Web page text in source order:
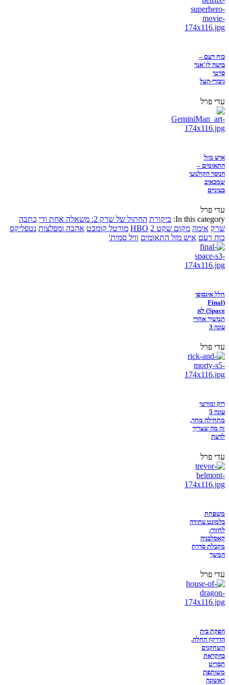
כוח רעם –
בושה לז'אנר
סרטי
גיבורי-העל
עדי פרל
איש מזל
התאומים –
הניסוי הקולנועי
שמכאיב
בעיניים
עדי פרל
In this category: ביקורת החתול של שרק 2: משאלה אחת ודי
כתבה
שרק אימה מקום שקט 2 HBO מורטל קומבט אהבה ומפלצות נטפליקס
כוח רעם איש מזל התאומים וויל סמית'
חלל אינסופי
(Final
Space) לא
תמשיך אחרי
עונה 3
עדי פרל
ריק ומורטי
עונה 5
מתחילה מחר,
זה מה שצריך
לדעת
עדי פרל
משפחת
בלמונט עתידה
לחזור:
קאסלבניה
מקבלת סדרת
המשך
עדי פרל
הפקת בית
הדרקון החלה,
השחקנים
בהקראת
תסריט
משותפת
ראשונה